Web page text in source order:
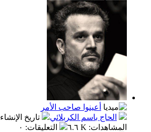
أعينوا صاحب الأمر
الحاج باسم الكربلائي
تاريخ الإنشاء
المشاهدات: ٦.٦ K التعليقات: ٠